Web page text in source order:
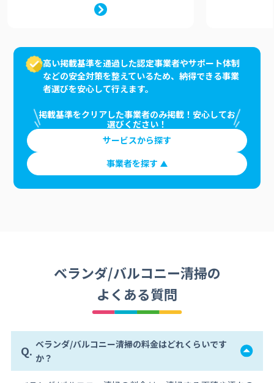
高い掲載基準を通過した認定事業者やサポート体制
などの安全対策を整えているため、納得できる事業
者選びを安心して行えます。
掲載基準をクリアした事業者のみ掲載！安心してお
選びください！
サービスから探す
事業者を探す
ベランダ/バルコニー清掃の
よくある質問
Q. ベランダ/バルコニー清掃の料金はどれくらいです
か？